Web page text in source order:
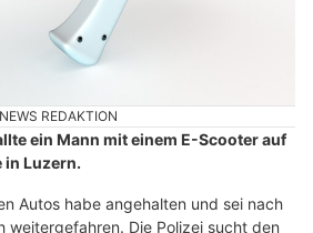
REDAKTION
ein Mann mit einem E-Scooter auf
in Luzern.
Autos habe angehalten und sei nach
weitergefahren. Die Polizei sucht den